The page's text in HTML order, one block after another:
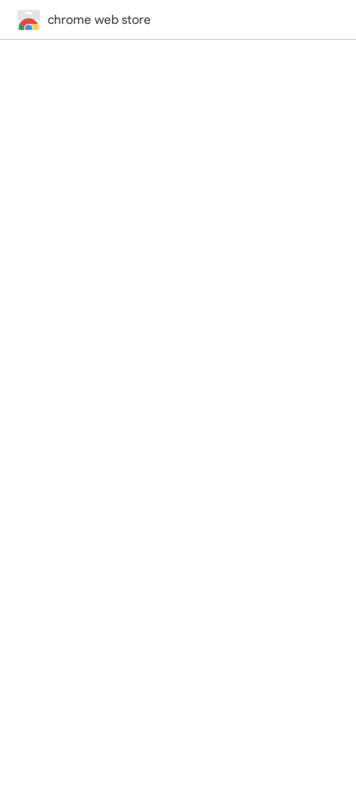
chrome web store